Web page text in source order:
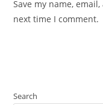
(optional)
Save my name,
next time I comment.
Search